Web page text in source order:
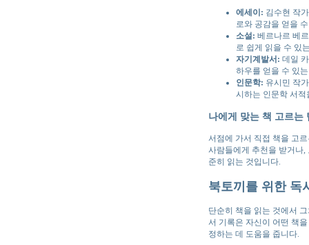
에세이: 김수현 작
로와 공감을 얻을
소설: 베르나르 베
로 쉽게 읽을 수 있
자기계발서: 데일
하우를 얻을 수 있
인문학: 유시민 작
시하는 인문학 서적
나에게 맞는 책 고르는
서점에 가서 직접 책을 고
사람들에게 추천을 받거나,
준히 읽는 것입니다.
북토끼를 위한 독
단순히 책을 읽는 것에서
서 기록은 자신이 어떤 책
정하는 데 도움을 줍니다.